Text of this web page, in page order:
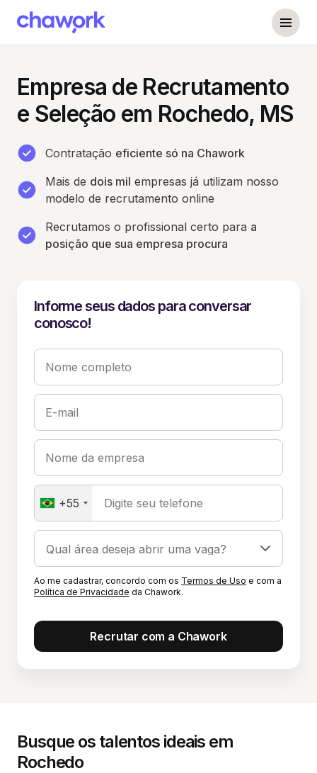
Empresa de Recrutamento
e Seleção em Rochedo, MS
Contratação eficiente só na Chawork
Mais de dois mil empresas já utilizam nosso
modelo de recrutamento online
Recrutamos o profissional certo para a
posição que sua empresa procura
Informe seus dados para conversar
conosco!
Nome completo
E-mail
Nome da empresa
+55 Digite seu telefone
Ao me cadastrar, concordo com os Termos de Uso e com a
Política de Privacidade da Chawork.
Recrutar com a Chawork
Busque os talentos ideais em
Rochedo